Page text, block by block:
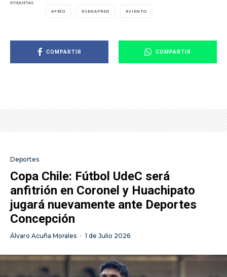
ETIQUETAS
FRÍO SENAPRED VIENTO
COMPARTIR COMPARTIR
Deportes
Copa Chile: Fútbol UdeC será
anfitrión en Coronel y Huachipato
jugará nuevamente ante Deportes
Concepción
Álvaro Acuña Morales · 1 de Julio 2026